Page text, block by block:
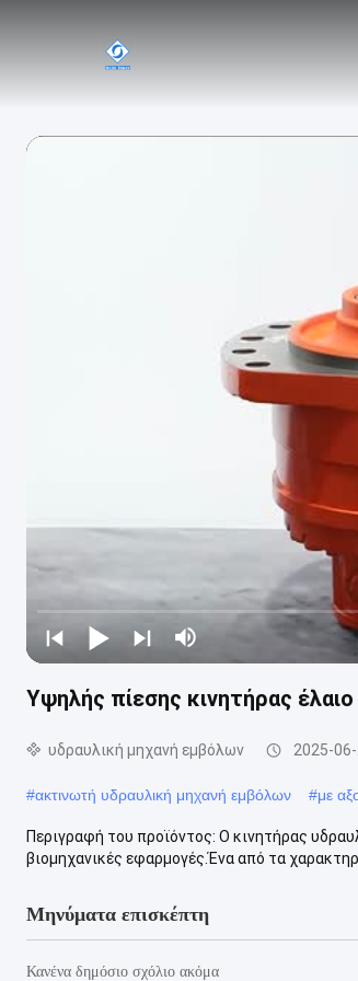
Υψηλής πίεσης κινητήρας
υδραυλική μηχανή εμβόλων 2025-
#ακτινωτή υδραυλική μηχανή εμβόλων #με
Περιγραφή του προϊόντος: Ο κινητήρας
βιομηχανικές εφαρμογές.Ένα από τα
Μηνύματα επισκέπτη
Κανένα δημόσιο σχόλιο ακόμα